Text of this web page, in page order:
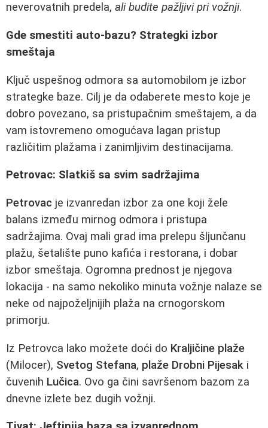
neverovatnih predela, ali budite pažljivi pri vožnji.
Gde smestiti auto-bazu? Strategki izbor
smeštaja
Ključ uspešnog odmora sa automobilom je izbor
strategke baze. Cilj je da odaberete mesto koje je
dobro povezano, sa pristupačnim smeštajem, a da
vam istovremeno omogućava lagan pristup
različitim plažama i zanimljivim destinacijama.
Petrovac: Slatkiš sa svim sadržajima
Petrovac je izvanredan izbor za one koji žele
balans između mirnog odmora i pristupa
sadržajima. Ovaj mali grad ima prelepu šljunčanu
plažu, šetalište puno kafića i restorana, i dobar
izbor smeštaja. Ogromna prednost je njegova
lokacija - na samo nekoliko minuta vožnje nalaze se
neke od najpoželjnijih plaža na crnogorskom
primorju.
Iz Petrovca lako možete doći do Kraljičine plaže
(Milocer), Svetog Stefana, plaže Drobni Pijesak i
čuvenih Lučica. Ovo ga čini savršenom bazom za
dnevne izlete bez dugih vožnji.